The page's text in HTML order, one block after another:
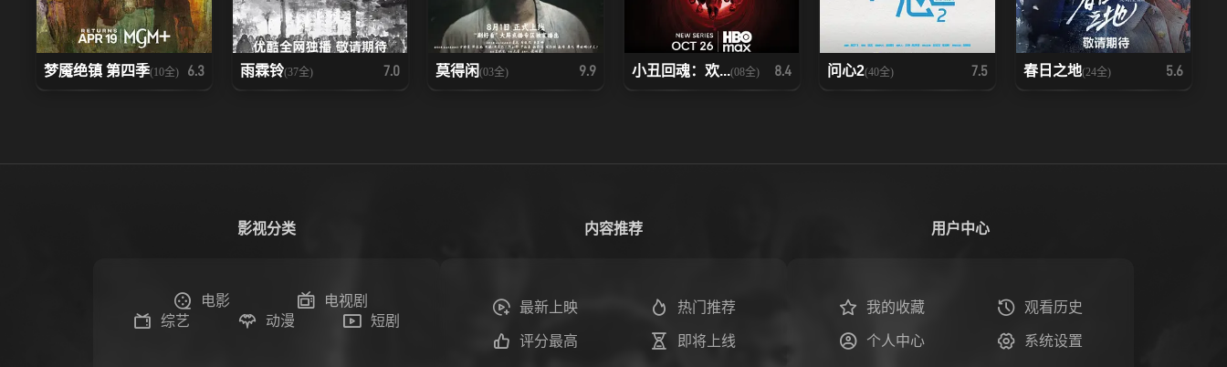
梦魇绝镇 第四季(10全) 6.3 雨霖铃(37全) 7.0 莫得闲(03全) 9.9 小丑回魂：欢...(08全) 8.4 问心2(40全) 7.5 春日之地(24全) 5.6
影视分类
电影
电视剧
综艺
动漫 短剧
内容推荐
最新上映 热门推荐
评分最高 即将上线
用户中心
我的收藏 观看历史
个人中心 系统设置